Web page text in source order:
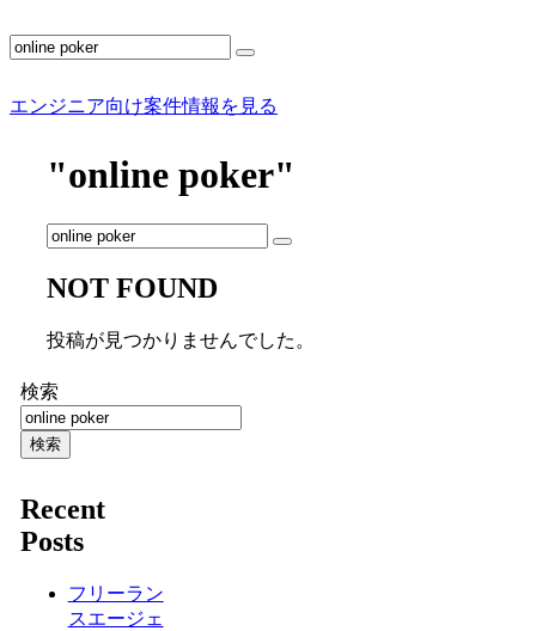
エンジニア向け案件情報を見る
"online poker"
NOT FOUND
投稿が見つかりませんでした。
検索
検索
Recent
Posts
フリーラン
スエージェ